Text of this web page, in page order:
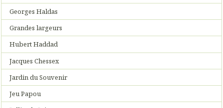
Georges Haldas
Grandes largeurs
Hubert Haddad
Jacques Chessex
Jardin du Souvenir
Jeu Papou